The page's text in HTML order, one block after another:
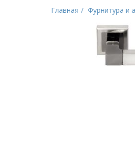
Главная Фурнитура и